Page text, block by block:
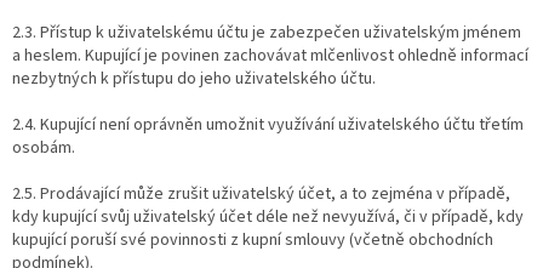
2.3. Přístup k uživatelskému účtu je zabezpečen uživatelským jménem
a heslem. Kupující je povinen zachovávat mlčenlivost ohledně informací
nezbytných k přístupu do jeho uživatelského účtu.
2.4. Kupující není oprávněn umožnit využívání uživatelského účtu třetím
osobám.
2.5. Prodávající může zrušit uživatelský účet, a to zejména v případě,
kdy kupující svůj uživatelský účet déle než nevyužívá, či v případě, kdy
kupující poruší své povinnosti z kupní smlouvy (včetně obchodních
podmínek).